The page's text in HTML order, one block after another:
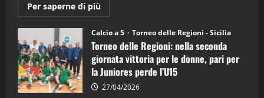
Per saperne di più
informazioni
Torneo
delle
Regioni
di
calcio
a
5:
la
Calcio a 5 Torneo delle Regioni - Sicilia
Torneo delle Regioni: nella seconda
giornata vittoria per le donne, pari per
la Juniores perde l’U15
27/04/2026